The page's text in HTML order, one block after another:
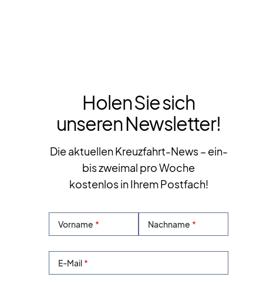
Holen Sie sich
unseren Newsletter!
Die aktuellen Kreuzfahrt-News – ein-
bis zweimal pro Woche
kostenlos in Ihrem Postfach!
Vorname Nachname
E-Mail